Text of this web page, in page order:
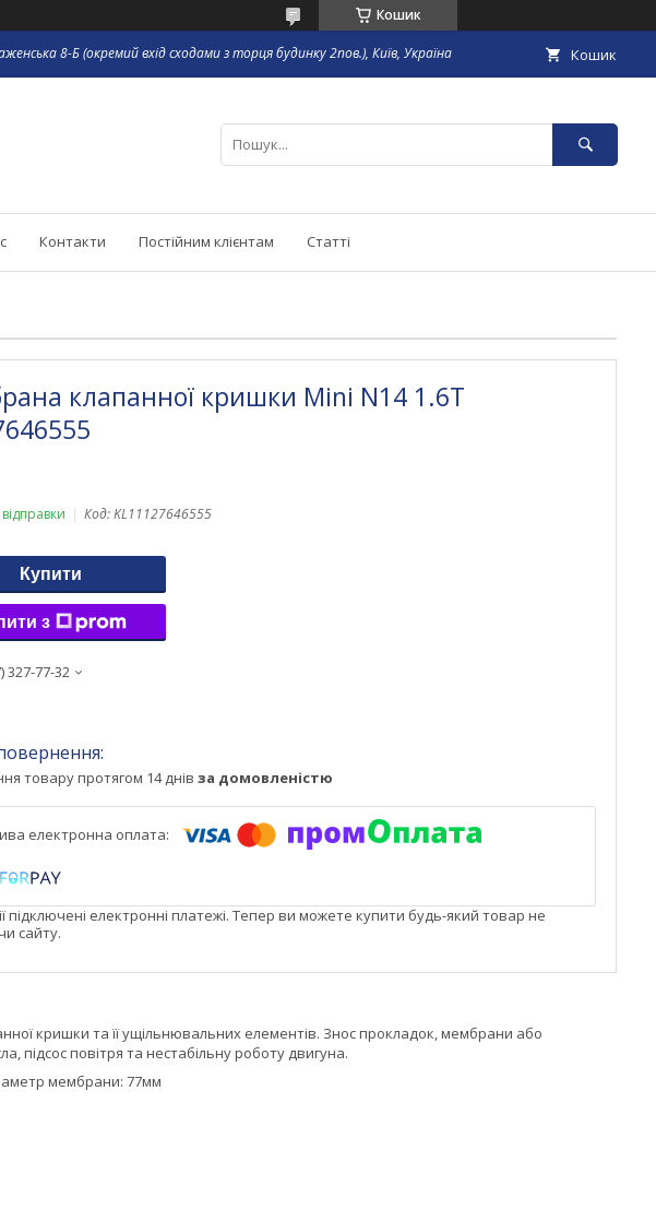
Кошик
8-Б (окремий вхід сходами з торця будинку 2пов.), Київ, Україна Кошик
Контакти Постійним клієнтам Статті
клапанної кришки Mini N14 1.6T
Код:KL11127646555
Купити
з
327-77-32
товару протягом 14 днів за домовленістю
підключені електронні платежі. Тепер ви можете купити будь-який товар не
сайту.
кришки та її ущільнювальних елементів. Знос прокладок, мембрани або
підсос повітря та нестабільну роботу двигуна.
мембрани: 77мм